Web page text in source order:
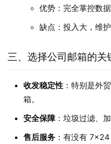
优势：完全掌控数据
缺点：投入大，维
三、选择公司邮箱的关
收发稳定性 ：特别是外
箱。
安全保障：垃圾过滤、
售后服务 ：有没有